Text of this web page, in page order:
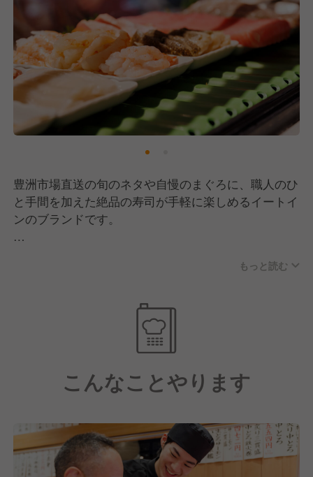
豊洲市場直送の旬のネタや自慢のまぐろに、職人のひ
と手間を加えた絶品の寿司が手軽に楽しめるイートイ
ンのブランドです。
職人が握る本格的な「赤シャリ」の寿司をリーズナブ
き」などがございます。
もっと読む
こんなことやります